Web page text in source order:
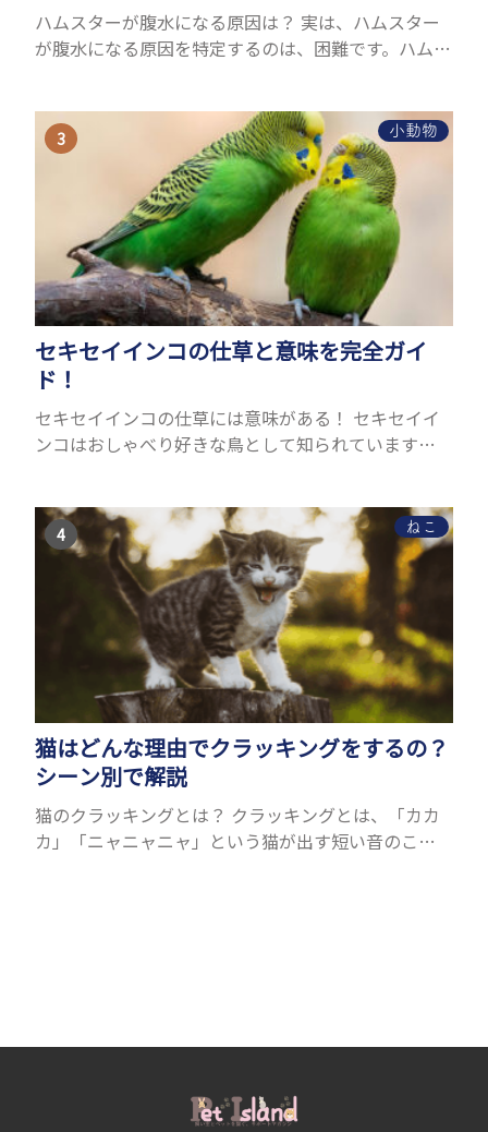
ハムスターが腹水になる原因は？ 実は、ハムスター
が腹水になる原因を特定するのは、困難です。ハムス
理由はさま...
小動物
セキセイインコの仕草と意味を完全ガイ
ド！
セキセイインコの仕草には意味がある！ セキセイイ
ンコはおしゃべり好きな鳥として知られています
をふったり、眠...
ねこ
猫はどんな理由でクラッキングをするの？
シーン別で解説
猫のクラッキングとは？ クラッキングとは、「カカ
カ」「ニャニャニャ」という猫が出す短い音のこと